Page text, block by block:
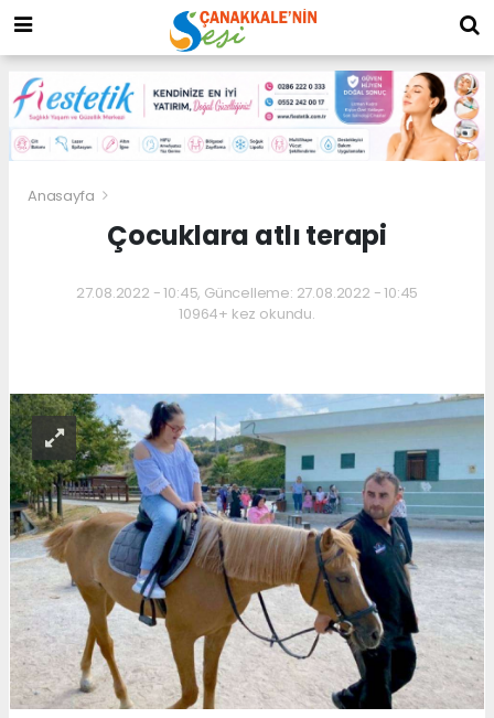
Anasayfa
Çocuklara atlı terapi
27.08.2022 - 10:45, Güncelleme: 27.08.2022 - 10:45
10964+ kez okundu.